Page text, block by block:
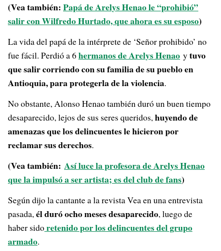
(Vea también:Papá de Arelys Henao le “prohibió”
salir con Wilfredo Hurtado, que ahora es su esposo)
La vida del papá de la intérprete de ‘Señor prohibido’ no
fue fácil. Perdió a 6hermanos de Arelys Henao ytuvo
que salir corriendo con su familia de su pueblo en
Antioquia, para protegerla de la violencia.
No obstante, Alonso Henao también duró un buen tiempo
desaparecido, lejos de sus seres queridos,huyendo de
amenazas que los delincuentes le hicieron por
reclamar sus derechos.
(Vea también: Así luce la profesora de Arelys Henao
que la impulsó a ser artista; es del club de fans)
Según dijo la cantante a la revista Vea en una entrevista
pasada,él duró ocho meses desaparecido, luego de
haber sidoretenido por los delincuentes del grupo
armado.